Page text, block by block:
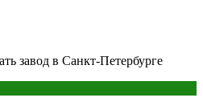
завод в Санкт-Петербурге